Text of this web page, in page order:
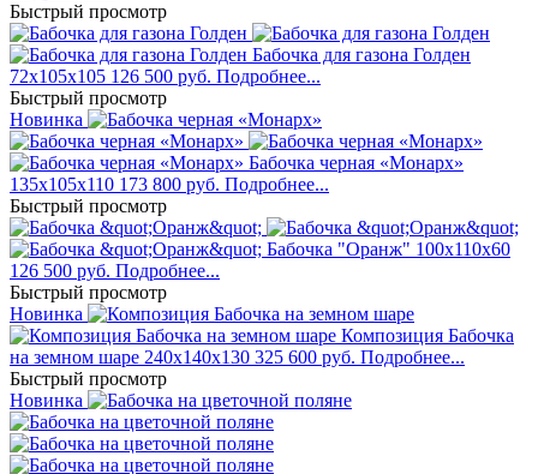
Быстрый просмотр
Бабочка для газона Голден
72x105x105 126 500 руб. Подробнее...
Быстрый просмотр
Новинка
Бабочка черная «Монарх»
135x105x110 173 800 руб. Подробнее...
Быстрый просмотр
Бабочка "Оранж" 100x110x60
126 500 руб. Подробнее...
Быстрый просмотр
Новинка
Композиция Бабочка
на земном шаре 240x140x130 325 600 руб. Подробнее...
Быстрый просмотр
Новинка